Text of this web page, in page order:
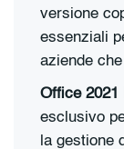
versione
essenziali
aziende
Office 2021
esclusivo
la gestione